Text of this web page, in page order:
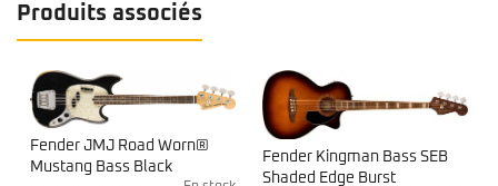
Produits associés
Fender JMJ Road Worn®
Mustang Bass Black
Fender Kingman Bass SEB
Shaded Edge Burst